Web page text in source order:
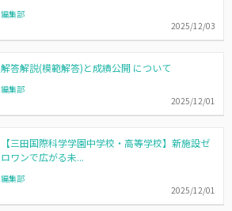
編集部
2025/12/03
解答解説(模範解答)と成績公開 について
編集部
2025/12/01
【三田国際科学学園中学校・高等学校】新施設ゼ
ロワンで広がる未...
編集部
2025/12/01